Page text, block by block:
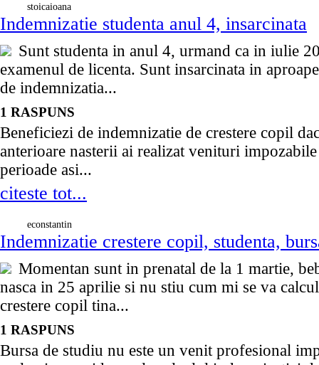
stoicaioana
Indemnizatie studenta anul 4, insarcinata
Sunt studenta in anul 4, urmand ca in iulie
examenul de licenta. Sunt insarcinata in
de indemnizatia...
1 RASPUNS
Beneficiezi de indemnizatie de crestere copil
anterioare nasterii ai realizat venituri
perioade asi...
citeste tot...
econstantin
Indemnizatie crestere copil, studenta,
Momentan sunt in prenatal de la 1 martie,
nasca in 25 aprilie si nu stiu cum mi se va
crestere copil tina...
1 RASPUNS
Bursa de studiu nu este un venit profesional